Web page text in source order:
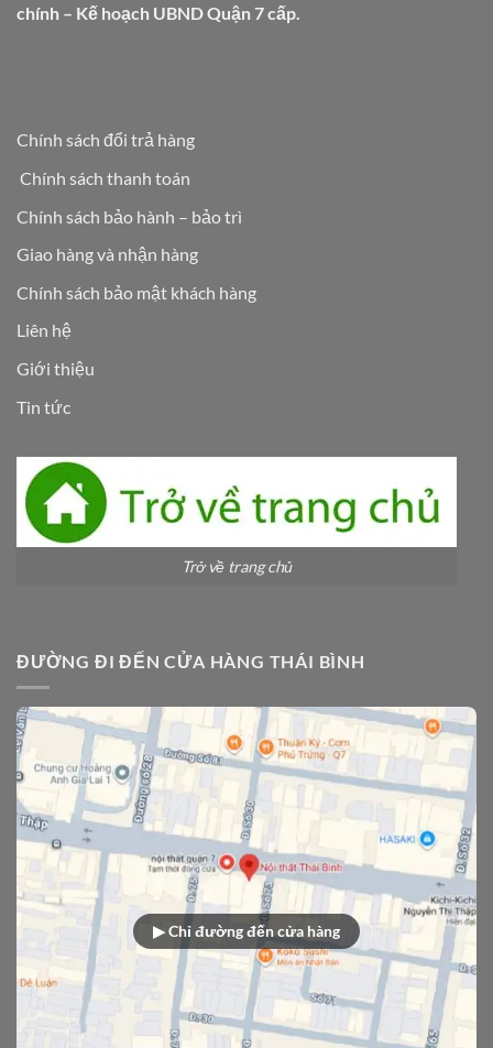
chính – Kế hoạch UBND Quận 7 cấp.
Chính sách đổi trả hàng
Chính sách thanh toán
Chính sách bảo hành – bảo trì
Giao hàng và nhận hàng
Chính sách bảo mật khách hàng
Liên hệ
Giới thiệu
Tin tức
Trở về trang chủ
ĐƯỜNG ĐI ĐẾN CỬA HÀNG THÁI BÌNH
▶ Chỉ đường đến cửa hàng